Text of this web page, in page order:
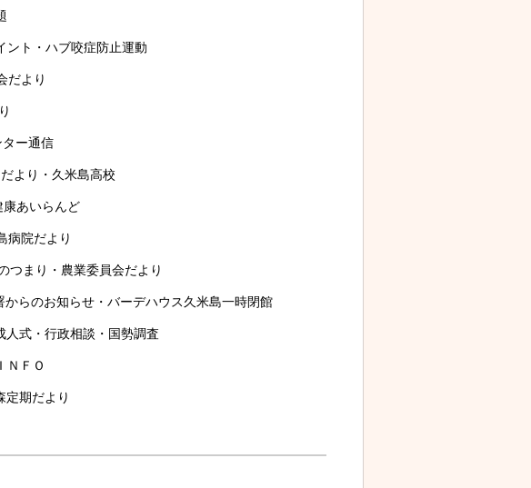
ト・ハブ咬症防止運動
だより
ー通信
より・久米島高校
あいらんど
病院だより
つまり・農業委員会だより
らのお知らせ・バーデハウス久米島一時閉館
式・行政相談・国勢調査
ＮＦＯ
期だより